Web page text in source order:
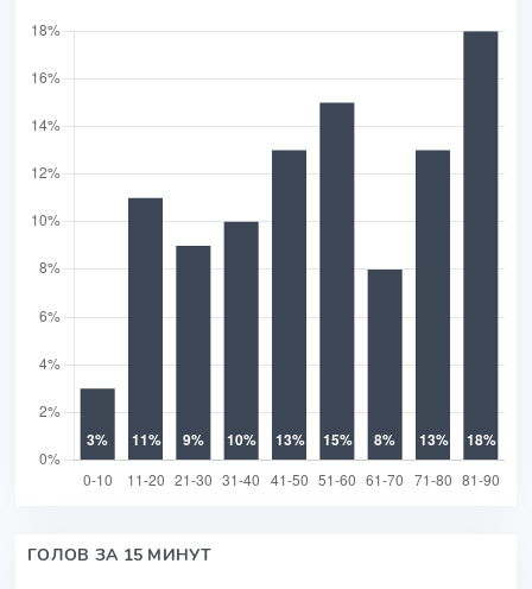
ГОЛОВ ЗА 15 МИНУТ